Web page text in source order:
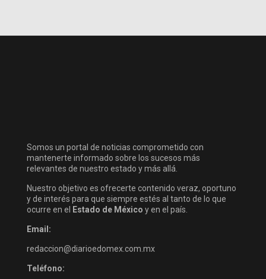
Somos un portal de noticias comprometido con
mantenerte informado sobre los sucesos más
relevantes de nuestro estado y más allá.
Nuestro objetivo es ofrecerte contenido veraz, oportuno
y de interés para que siempre estés al tanto de lo que
ocurre en el
Estado de México y en el país.
Email:
redaccion@diarioedomex.com.mx
Teléfono: